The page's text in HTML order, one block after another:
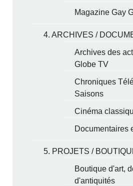
Magazine Gay
4. ARCHIVES /
Archives des
Globe TV
Chroniques
Saisons
Cinéma
Documentaires
5. PROJETS /
Boutique d'art,
d'antiquités